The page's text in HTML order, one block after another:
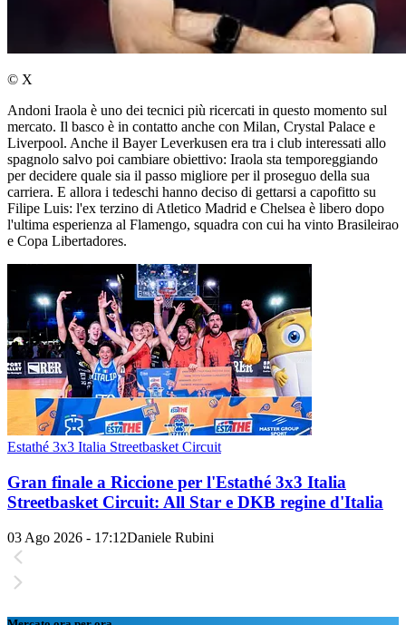
© X
Andoni Iraola è uno dei tecnici più ricercati in questo momento sul
mercato. Il basco è in contatto anche con Milan, Crystal Palace e
Liverpool. Anche il Bayer Leverkusen era tra i club interessati allo
spagnolo salvo poi cambiare obiettivo: Iraola sta temporeggiando
per decidere quale sia il passo migliore per il proseguo della sua
carriera. E allora i tedeschi hanno deciso di gettarsi a capofitto su
Filipe Luis: l'ex terzino di Atletico Madrid e Chelsea è libero dopo
l'ultima esperienza al Flamengo, squadra con cui ha vinto Brasileirao
e Copa Libertadores.
Estathé 3x3 Italia Streetbasket Circuit
Gran finale a Riccione per l'Estathé 3x3 Italia
Streetbasket Circuit: All Star e DKB regine d'Italia
03 Ago 2026 - 17:12Daniele Rubini